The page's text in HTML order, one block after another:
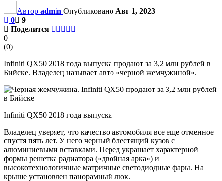
Автор admin Опубликовано Авг 1, 2023
0
9
Поделится
0
(0)
Infiniti QX50 2018 года выпуска продают за 3,2 млн рублей в
Бийске. Владелец называет авто «черной жемчужиной».
Infiniti QX50 2018 года выпуска
Владелец уверяет, что качество автомобиля все еще отменное
спустя пять лет. У него черный блестящий кузов с
алюминиевыми вставками. Перед украшает характерной
формы решетка радиатора («двойная арка») и
высокотехнологичные матричные светодиодные фары. На
крыше установлен панорамный люк.